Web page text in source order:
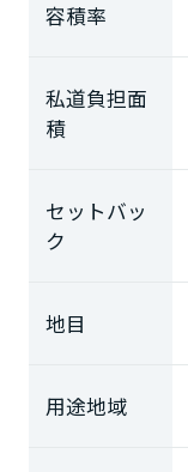
容積率
私道負担面
積
セットバッ
ク
地目
用途地域